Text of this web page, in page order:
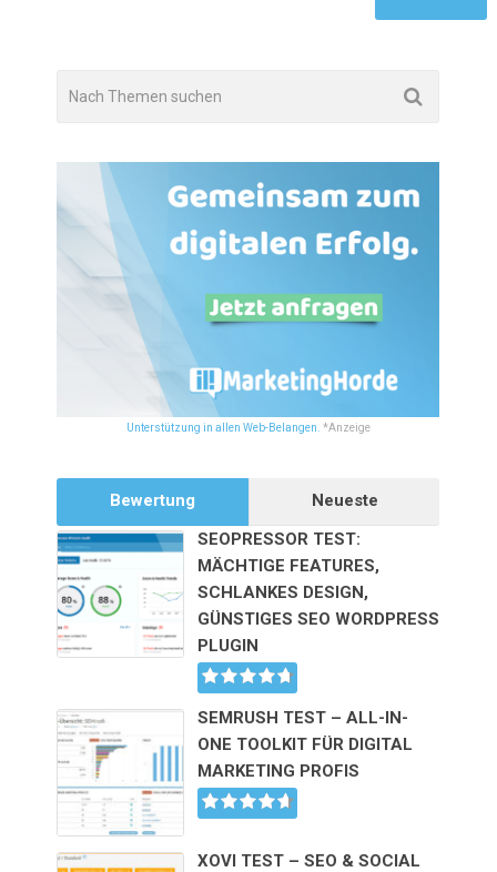
Unterstützung in allen Web-Belangen. *Anzeige
Bewertung
Neueste
SEOPRESSOR TEST:
MÄCHTIGE FEATURES,
SCHLANKES DESIGN,
GÜNSTIGES SEO WORDPRESS
PLUGIN
SEMRUSH TEST – ALL-IN-
ONE TOOLKIT FÜR DIGITAL
MARKETING PROFIS
XOVI TEST – SEO & SOCIAL